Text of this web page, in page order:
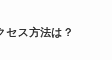
セス方法は？